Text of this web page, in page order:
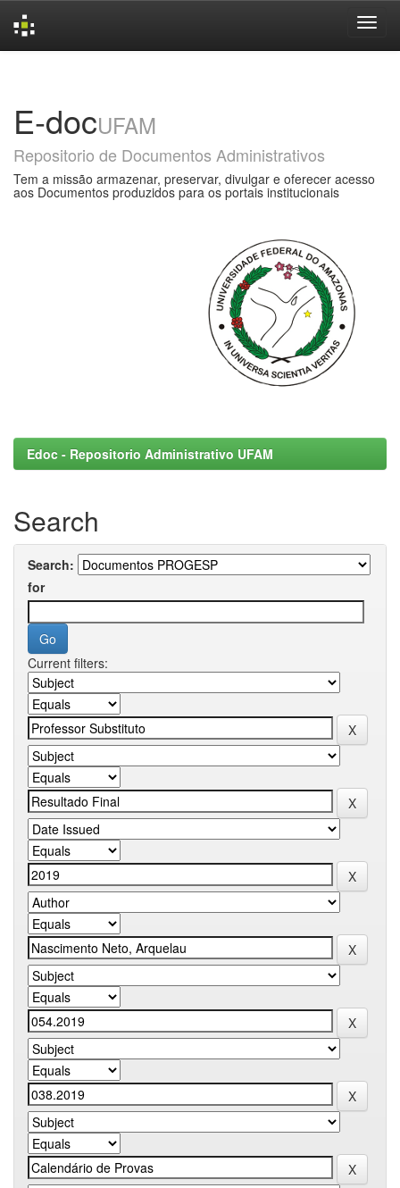
E-docUFAM
Repositorio de Documentos Administrativos
Tem a missão armazenar, preservar, divulgar e oferecer acesso
aos Documentos produzidos para os portais institucionais
Edoc - Repositorio Administrativo UFAM
Search
Search:
for
Current filters: